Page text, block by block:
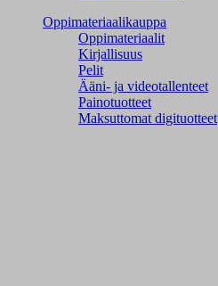
Oppimateriaalikauppa
Oppimateriaalit
Kirjallisuus
Pelit
Ääni- ja videotallenteet
Painotuotteet
Maksuttomat digituotteet